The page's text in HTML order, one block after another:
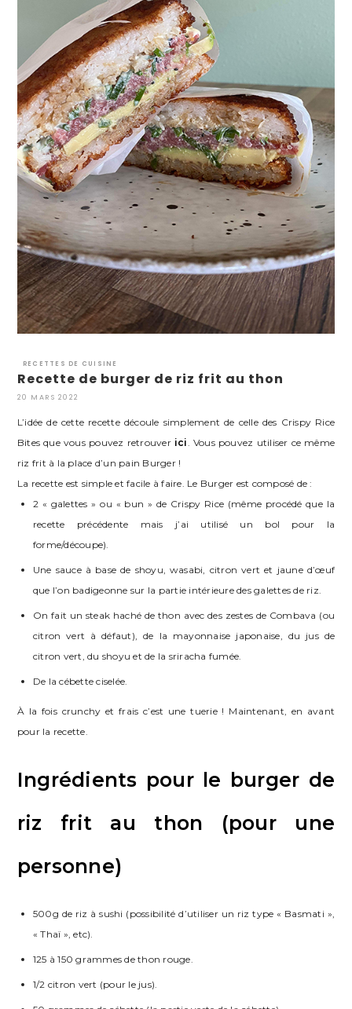
RECETTES DE CUISINE
Recette de burger de riz frit au thon
20 MARS 2022
L’idée de cette recette découle simplement de celle des Crispy Rice
Bites que vous pouvez retrouver ici. Vous pouvez utiliser ce même
riz frit à la place d’un pain Burger !
La recette est simple et facile à faire. Le Burger est composé de :
2 « galettes » ou « bun » de Crispy Rice (même procédé que la
recette précédente mais j’ai utilisé un bol pour la
forme/découpe).
Une sauce à base de shoyu, wasabi, citron vert et jaune d’œuf
que l’on badigeonne sur la partie intérieure des galettes de riz.
On fait un steak haché de thon avec des zestes de Combava (ou
citron vert à défaut), de la mayonnaise japonaise, du jus de
citron vert, du shoyu et de la sriracha fumée.
De la cébette ciselée.
À la fois crunchy et frais c’est une tuerie ! Maintenant, en avant
pour la recette.
Ingrédients pour le burger de
riz frit au thon (pour une
personne)
500g de riz à sushi (possibilité d’utiliser un riz type « Basmati »,
« Thaï », etc).
125 à 150 grammes de thon rouge.
1/2 citron vert (pour le jus).